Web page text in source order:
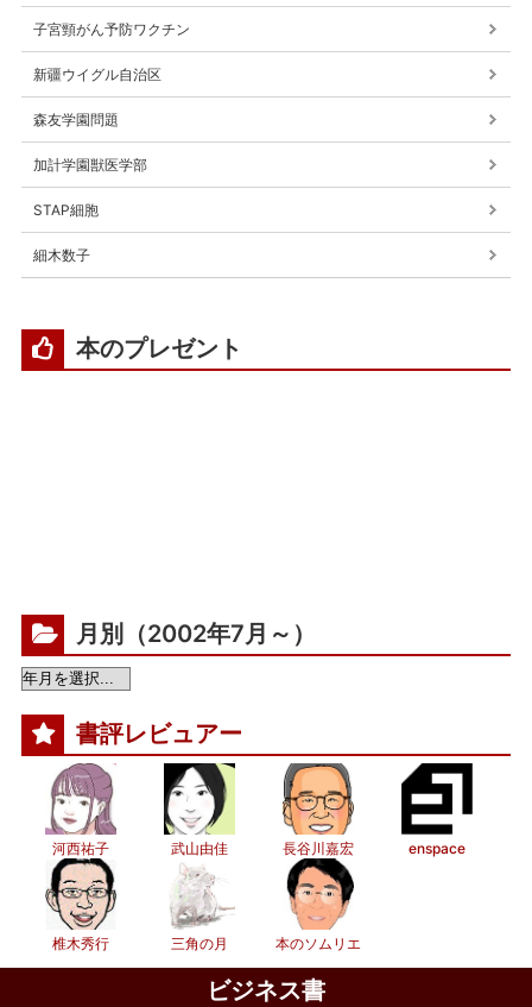
子宮頸がん予防ワクチン
新疆ウイグル自治区
森友学園問題
加計学園獣医学部
STAP細胞
細木数子
本のプレゼント
月別（2002年7月～）
書評レビュアー
河西祐子 武山由佳 長谷川嘉宏 enspace
椎木秀行 三角の月 本のソムリエ
ビジネス書